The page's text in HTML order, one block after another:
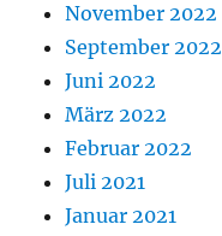
November 2022
September 2022
Juni 2022
März 2022
Februar 2022
Juli 2021
Januar 2021